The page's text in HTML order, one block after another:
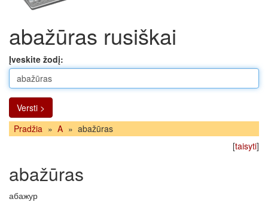
abažūras rusiškai
Įveskite žodį:
Versti >
Pradžia » A » abažūras
[taisyti]
abažūras
абажур